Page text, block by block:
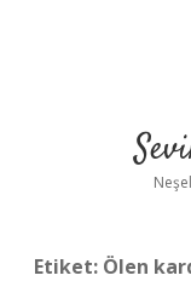
Etiket: Ölen